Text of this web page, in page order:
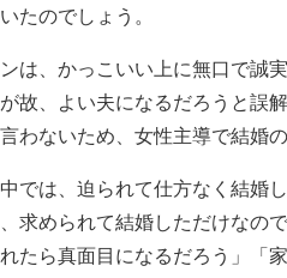
たのでしょう。
は、かっこいい上に無口で誠
故、よい夫になるだろうと誤
わないため、女性主導で結婚
では、迫られて仕方なく結婚
求められて結婚しただけなの
れたら真面目になるだろう」「